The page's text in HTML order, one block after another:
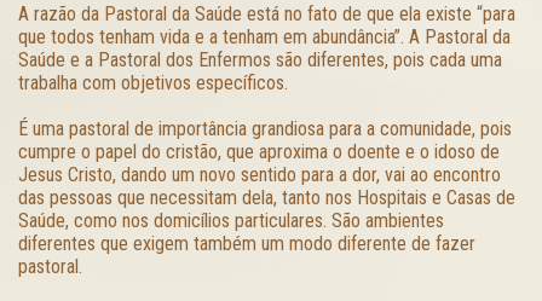
A razão da Pastoral da Saúde está no fato de que ela existe “para
que todos tenham vida e a tenham em abundância”. A Pastoral da
Saúde e a Pastoral dos Enfermos são diferentes, pois cada uma
trabalha com objetivos específicos.
É uma pastoral de importância grandiosa para a comunidade, pois
cumpre o papel do cristão, que aproxima o doente e o idoso de
Jesus Cristo, dando um novo sentido para a dor, vai ao encontro
das pessoas que necessitam dela, tanto nos Hospitais e Casas de
Saúde, como nos domicílios particulares. São ambientes
diferentes que exigem também um modo diferente de fazer
pastoral.